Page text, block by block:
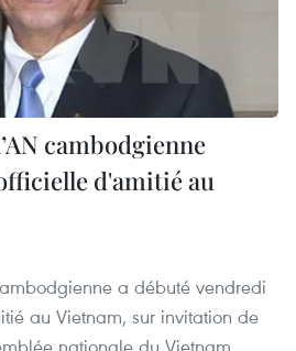
cambodgienne
d'amitié au
a débuté vendredi
au Vietnam, sur invitation de